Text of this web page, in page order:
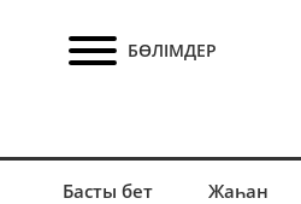
БӨЛІМДЕР
Басты бет Жаһан